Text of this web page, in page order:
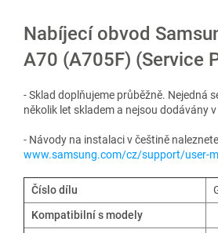
Nabíjecí obvod
A70 (A705F) (Service
- Sklad doplňujeme průběžně. Nejedná
několik let skladem a nejsou dodávány
- Návody na instalaci v češtině
www.samsung.com/cz/support/user-
Číslo dílu
Kompatibilní s modely